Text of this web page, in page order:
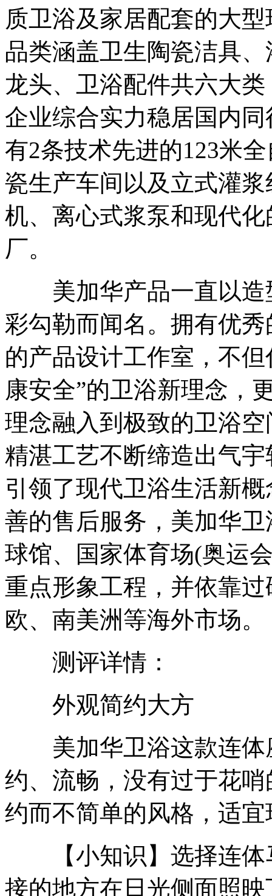
质卫浴及家居配套的大
品类涵盖卫生陶瓷洁具
龙头、卫浴配件共六大
企业综合实力稳居国内
有2条技术先进的123米
瓷生产车间以及立式灌
机、离心式浆泵和现代
厂。
美加华产品一直以造
彩勾勒而闻名。拥有优
的产品设计工作室，不
康安全”的卫浴新理念，
理念融入到极致的卫浴
精湛工艺不断缔造出气
引领了现代卫浴生活新
善的售后服务，美加华
球馆、国家体育场(奥运
重点形象工程，并依靠
欧、南美洲等海外市场。
测评详情：
外观简约大方
美加华卫浴这款连体
约、流畅，没有过于花
约而不简单的风格，适
【小知识】选择连体
接的地方在日光侧面照